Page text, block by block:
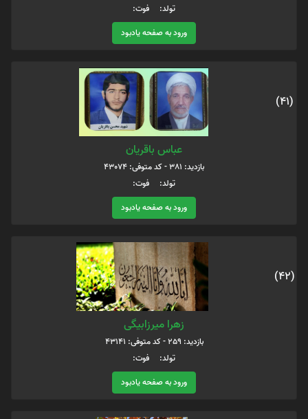
تولد: فوت:
ورود به صفحه یادبود
(41)
عباس باقریان
بازدید: 381 - کد متوفی: 43074
تولد: فوت:
ورود به صفحه یادبود
(42)
زهرا میرزابیگی
بازدید: 259 - کد متوفی: 43141
تولد: فوت:
ورود به صفحه یادبود